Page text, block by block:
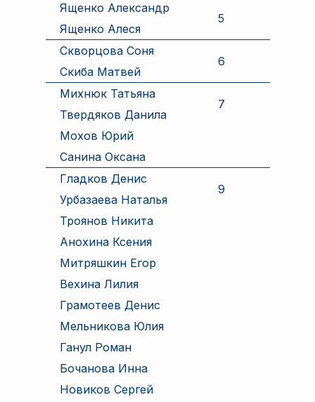
Ященко Александр
5
Ященко Алеся
Скворцова Соня
6
Скиба Матвей
Михнюк Татьяна
7
Твердяков Данила
Мохов Юрий
Санина Оксана
Гладков Денис
9
Урбазаева Наталья
Троянов Никита
Анохина Ксения
Митряшкин Егор
Вехина Лилия
Грамотеев Денис
Мельникова Юлия
Ганул Роман
Бочанова Инна
Новиков Сергей